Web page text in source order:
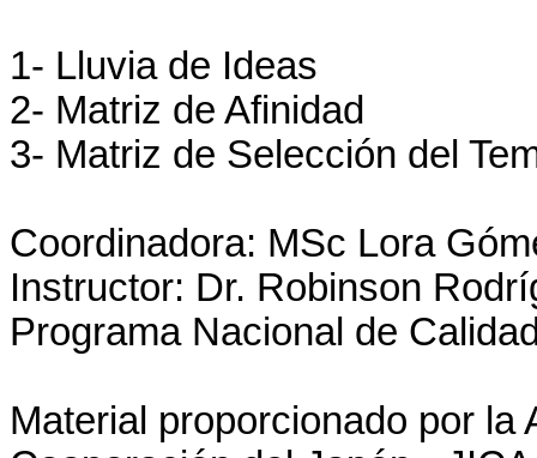
1- Lluvia de Ideas
2- Matriz de Afinidad
3- Matriz de Selección del
Coordinadora: MSc Lora
Instructor: Dr. Robinson
Programa Nacional de
Material proporcionado por la